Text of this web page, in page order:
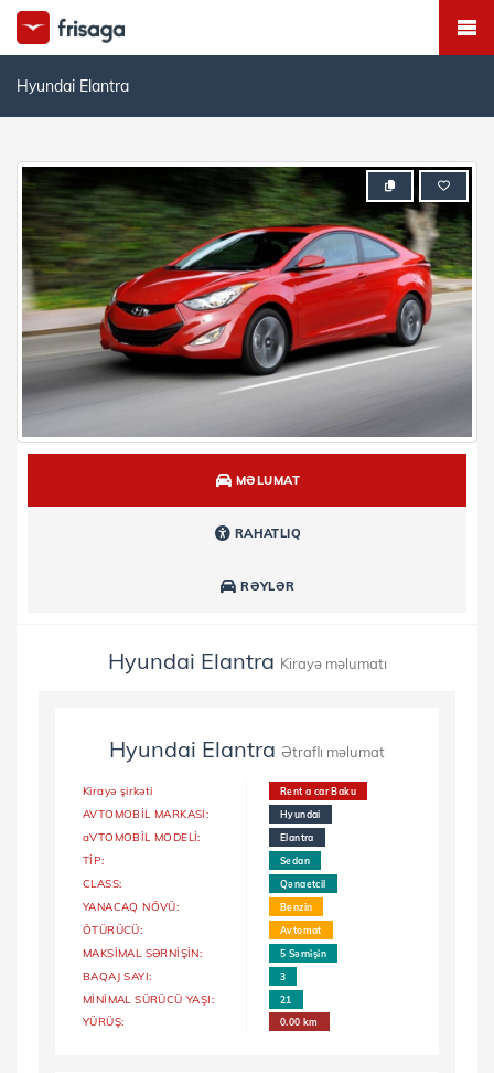
Hyundai Elantra
MƏLUMAT
RAHATLIQ
RƏYLƏR
Hyundai Elantra Kirayə məlumatı
Hyundai Elantra Ətraflı məlumat
Kirayə şirkəti Rent a car Baku
AVTOMOBİL MARKASI: Hyundai
aVTOMOBİL MODELİ: Elantra
TİP: Sedan
CLASS: Qənaetcil
YANACAQ NÖVÜ: Benzin
ÖTÜRÜCÜ: Avtomat
MAKSİMAL SƏRNİŞİN: 5 Sərni̇şi̇n
BAQAJ SAYI: 3
MİNİMAL SÜRÜCÜ YAŞI: 21
YÜRÜŞ: 0.00 km